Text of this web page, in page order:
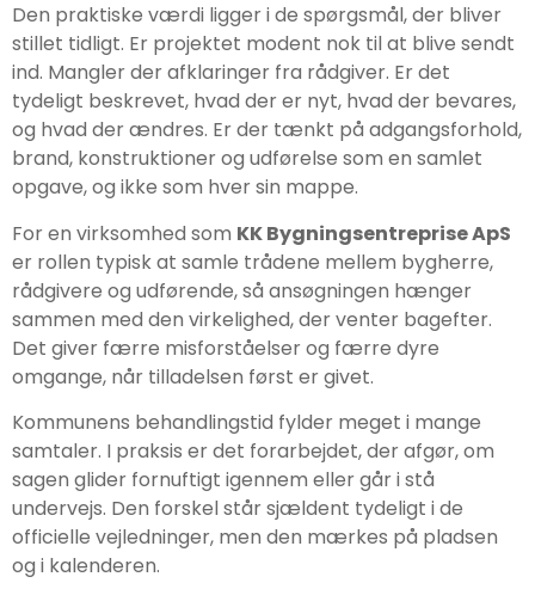
Den praktiske værdi ligger i de spørgsmål, der bliver
stillet tidligt. Er projektet modent nok til at blive sendt
ind. Mangler der afklaringer fra rådgiver. Er det
tydeligt beskrevet, hvad der er nyt, hvad der bevares,
og hvad der ændres. Er der tænkt på adgangsforhold,
brand, konstruktioner og udførelse som en samlet
opgave, og ikke som hver sin mappe.
For en virksomhed som KK Bygningsentreprise ApS
er rollen typisk at samle trådene mellem bygherre,
rådgivere og udførende, så ansøgningen hænger
sammen med den virkelighed, der venter bagefter.
Det giver færre misforståelser og færre dyre
omgange, når tilladelsen først er givet.
Kommunens behandlingstid fylder meget i mange
samtaler. I praksis er det forarbejdet, der afgør, om
sagen glider fornuftigt igennem eller går i stå
undervejs. Den forskel står sjældent tydeligt i de
officielle vejledninger, men den mærkes på pladsen
og i kalenderen.